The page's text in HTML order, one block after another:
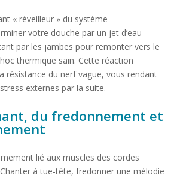
« réveilleur » du système
votre douche par un jet d’eau
par les jambes pour remonter vers le
thermique sain. Cette réaction
résistance du nerf vague, vous rendant
externes par la suite.
du fredonnement et
lié aux muscles des cordes
à tue-tête, fredonner une mélodie